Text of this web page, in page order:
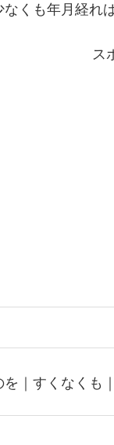
くも年月経れ
ス
｜すくなくも